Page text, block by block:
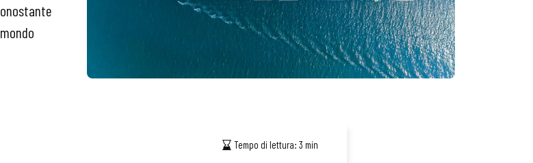
Tempo di lettura:3 min